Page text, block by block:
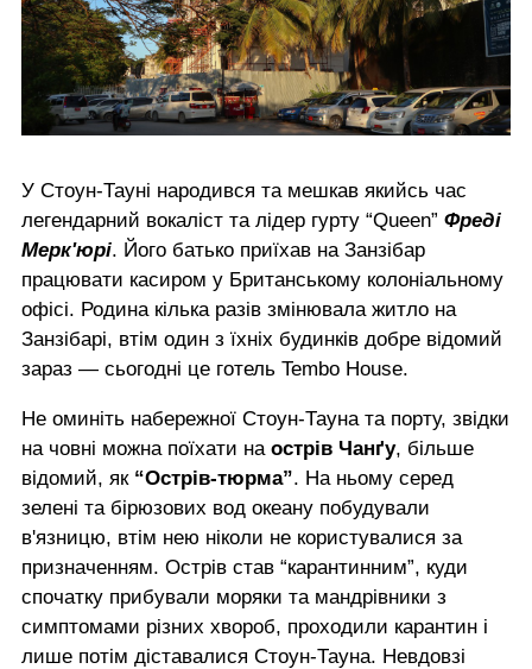
У Стоун-Тауні народився та мешкав якийсь час
легендарний вокаліст та лідер гурту “Queen” Фреді
Мерк'юрі. Його батько приїхав на Занзібар
працювати касиром у Британському колоніальному
офісі. Родина кілька разів змінювала житло на
Занзібарі, втім один з їхніх будинків добре відомий
зараз — сьогодні це готель Tembo House.
Не оминіть набережної Стоун-Тауна та порту, звідки
на човні можна поїхати на острів Чанґу, більше
відомий, як “Острів-тюрма”. На ньому серед
зелені та бірюзових вод океану побудували
в'язницю, втім нею ніколи не користувалися за
призначенням. Острів став “карантинним”, куди
спочатку прибували моряки та мандрівники з
симптомами різних хвороб, проходили карантин і
лише потім діставалися Стоун-Тауна. Невдовзі